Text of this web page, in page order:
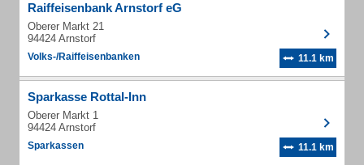
Raiffeisenbank Arnstorf eG
Oberer Markt 21
94424 Arnstorf
Volks-/Raiffeisenbanken 11.1 km
Sparkasse Rottal-Inn
Oberer Markt 1
94424 Arnstorf
Sparkassen 11.1 km